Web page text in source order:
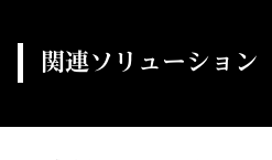
関連ソリューション